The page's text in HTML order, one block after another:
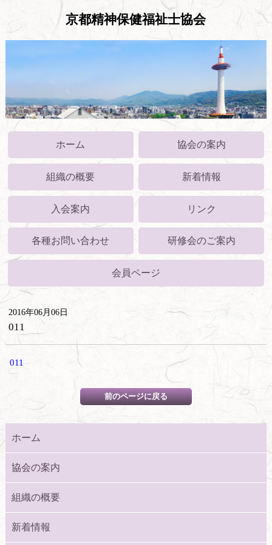
京都精神保健福祉士協会
ホーム 協会の案内
組織の概要 新着情報
入会案内 リンク
各種お問い合わせ 研修会のご案内
会員ページ
2016年06月06日
011
011
ホーム
協会の案内
組織の概要
新着情報